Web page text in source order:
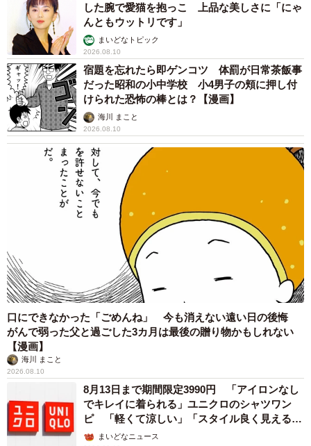
4/6
「普通の警察官に戻ります」／長崎県警察 公式Xより
「ここでお知らせです。右側の警察官がポーズポリスを卒
業する。彼の去り際のセリフは『普通の警察官に戻りま
す』だったぜ」某伝説のアイドルグループのような名言を
残し、惜しまれつつポーズポリスを卒業していったメンバ
ーも。実は歴史とドラマがあるのです。
した腕で愛猫を抱っこ 上品な美しさに「にゃ
んともウットリです」
まいどなトピック
2026.08.10
宿題を忘れたら即ゲンコツ 体罰が日常茶飯事
だった昭和の小中学校 小4男子の頬に押し付
けられた恐怖の棒とは？【漫画】
海川 まこと
2026.08.10
口にできなかった「ごめんね」 今も消えない遠い日の後悔
がんで弱った父と過ごした3カ月は最後の贈り物かもしれない
【漫画】
海川 まこと
2026.08.10
8月13日まで期間限定3990円 「アイロンなし
でキレイに着られる」ユニクロのシャツワン
ピ 「軽くて涼しい」「スタイル良く見える」
の声まいどなニュース